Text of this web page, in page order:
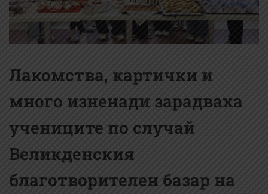
Лакомства, картички и
много изненади зарадваха
учениците по случай
Великденския
благотворителен базар на